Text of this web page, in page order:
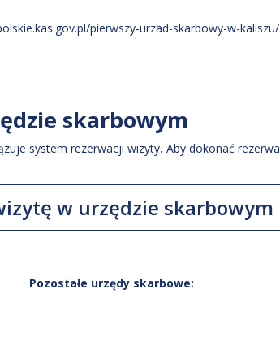
pierwszy-urzad-skarbowy-w-kaliszu/
skarbowym
system rezerwacji wizyty.Aby dokonać
w urzędzie skarbowym
Pozostałe urzędy skarbowe: